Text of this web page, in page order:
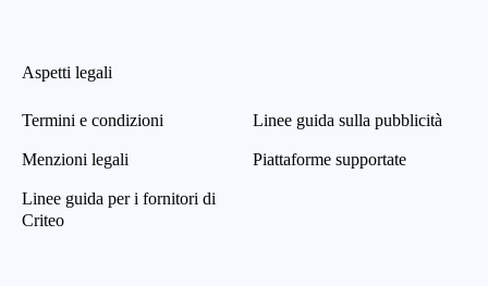
Aspetti legali
Termini e condizioni
Menzioni legali
Linee guida per i fornitori di
Criteo
Linee guida sulla pubblicità
Piattaforme supportate